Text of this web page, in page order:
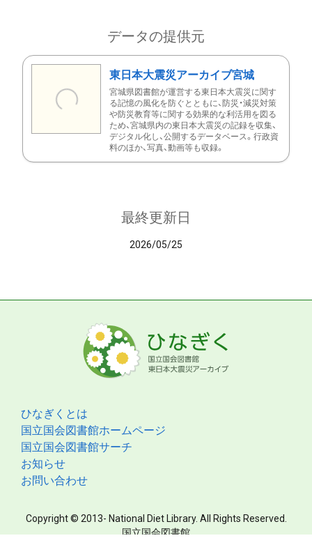
データの提供元
東日本大震災アーカイブ宮城
宮城県図書館が運営する東日本大震災に関す
る記憶の風化を防ぐとともに、防災・減災対策
や防災教育等に関する効果的な利活用を図る
ため、宮城県内の東日本大震災の記録を収集、
デジタル化し、公開するデータベース。行政資
料のほか、写真、動画等も収録。
最終更新日
2026/05/25
ひなぎくとは
国立国会図書館ホームページ
国立国会図書館サーチ
お知らせ
お問い合わせ
Copyright © 2013- National Diet Library. All Rights Reserved.